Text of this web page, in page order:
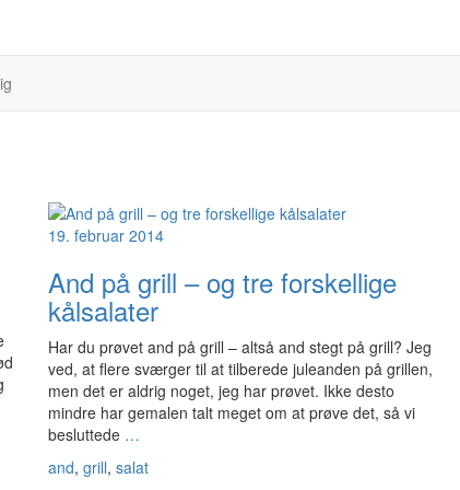
19. februar 2014
And på grill – og tre forskellige
kålsalater
Har du prøvet and på grill – altså and stegt på grill? Jeg
ved, at flere sværger til at tilberede juleanden på grillen,
men det er aldrig noget, jeg har prøvet. Ikke desto
mindre har gemalen talt meget om at prøve det, så vi
besluttede …
and, grill, salat